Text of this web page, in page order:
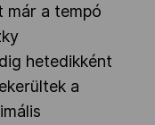
a tempó
hetedikként
a